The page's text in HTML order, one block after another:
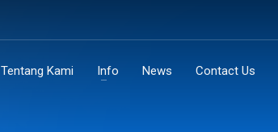
Tentang Kami Info News Contact Us